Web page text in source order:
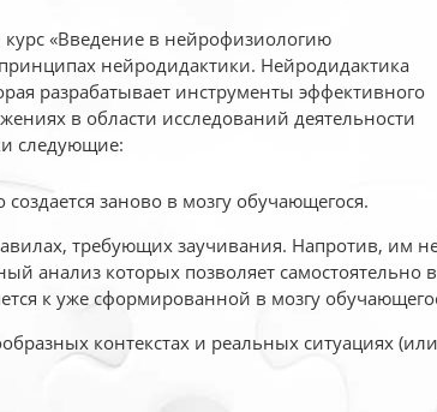
«Введение в нейрофизиологию
нейродидактики. Нейродидактика
разрабатывает инструменты эффективного
в области исследований деятельности
следующие:
заново в мозгу обучающегося.
требующих заучивания. Напротив, им
анализ которых позволяет самостоятельно
к уже сформированной в мозгу
контекстах и реальных ситуациях